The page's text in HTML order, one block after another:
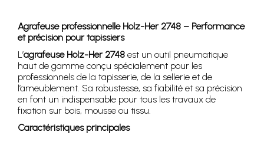
Agrafeuse professionnelle Holz-Her 2748 – Performance
et précision pour tapissiers
L’agrafeuse Holz-Her 2748 est un outil pneumatique
haut de gamme conçu spécialement pour les
professionnels de la tapisserie, de la sellerie et de
l’ameublement. Sa robustesse, sa fiabilité et sa précision
en font un indispensable pour tous les travaux de
fixation sur bois, mousse ou tissu.
Caractéristiques principales